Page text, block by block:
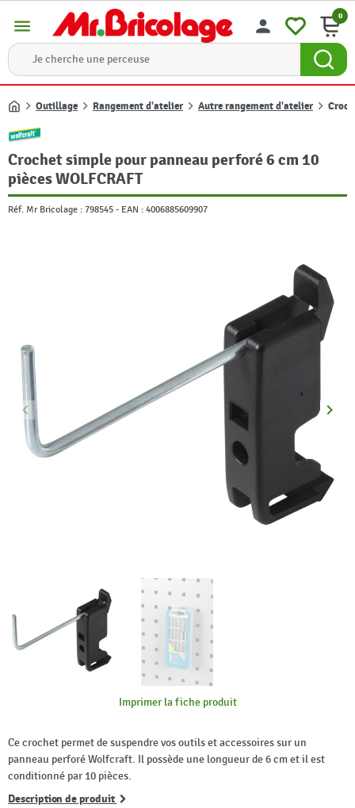
menu person 0
Accueil
Outillage Rangement d'atelier Autre rangement d'atelier
Crochet simple pour panneau perforé 6 cm 10
pièces WOLFCRAFT
Réf. Mr Bricolage : 798545 - EAN : 4006885609907
Précédent
keyboard_arrow_left keyboard_arrow_right
Imprimer la fiche produit
Ce crochet permet de suspendre vos outils et accessoires sur un
panneau perforé Wolfcraft. Il possède une longueur de 6 cm et il est
conditionné par 10 pièces.
Description de produit